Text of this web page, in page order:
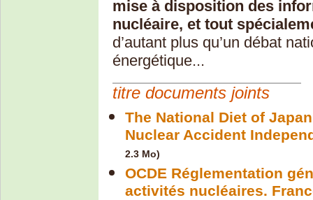
mise à disposition des
nucléaire, et tout
d’autant plus qu’un débat
énergétique...
titre documents joints
The National Diet of
Nuclear Accident
2.3 Mo)
OCDE Réglementation
activités nucléaires.